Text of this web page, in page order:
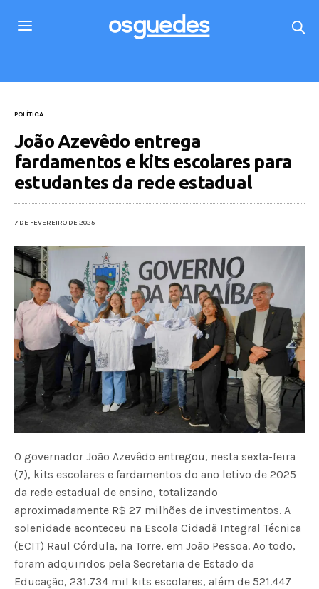
POLÍTICA
João Azevêdo entrega
fardamentos e kits escolares para
estudantes da rede estadual
7 DE FEVEREIRO DE 2025
O governador João Azevêdo entregou, nesta sexta-feira
(7), kits escolares e fardamentos do ano letivo de 2025
da rede estadual de ensino, totalizando
aproximadamente R$ 27 milhões de investimentos. A
solenidade aconteceu na Escola Cidadã Integral Técnica
(ECIT) Raul Córdula, na Torre, em João Pessoa. Ao todo,
foram adquiridos pela Secretaria de Estado da
Educação, 231.734 mil kits escolares, além de 521.447